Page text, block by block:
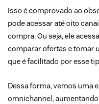
Isso é comprovado ao
podeacessar até oito
compra. Ou seja, ele
comparar ofertas e tomar
que é facilitado por esse
Dessa forma, vemos uma
omnichannel ,